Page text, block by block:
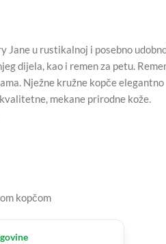
u rustikalnoj i posebno
dijela, kao i remen za petu.
Nježne kružne kopče elegantno
mekane prirodne kože.
kopčom